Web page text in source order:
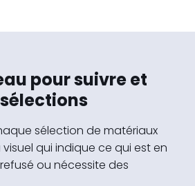
pour suivre et
sélection de matériaux
qui indique ce qui est en
ou nécessite des